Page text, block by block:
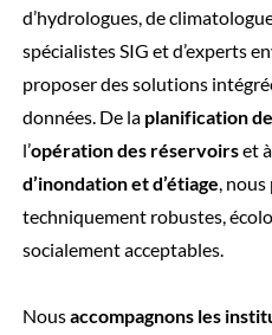
d’hydrologues, de
spécialistes SIG et d’experts
proposer des solutions
données. De la planification
l’opération des réservoirset
d’inondation et d’étiage,
techniquement robustes,
socialement acceptables.
Nousaccompagnons les